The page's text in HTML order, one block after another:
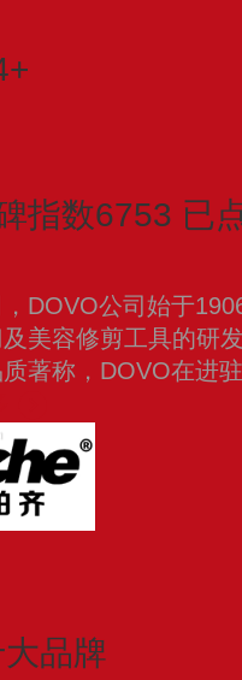
指数6753 已
DOVO公司始于
美容修剪工具的研
著称，DOVO在进
品牌